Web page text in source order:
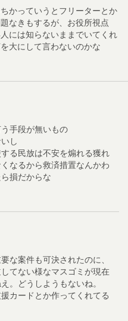
かっていうとフリーターとか
なきもするが、お役所視点
には知らないままでいてくれ
大にして言わないのかな
手段が無いもの
し
る民放は不安を煽れる獲れ
なるから救済措置なんかわ
損だからな
な案件も可決されたのに、
てない様なマスゴミが現在
。どうしようもないね。
カードとか作ってくれてる